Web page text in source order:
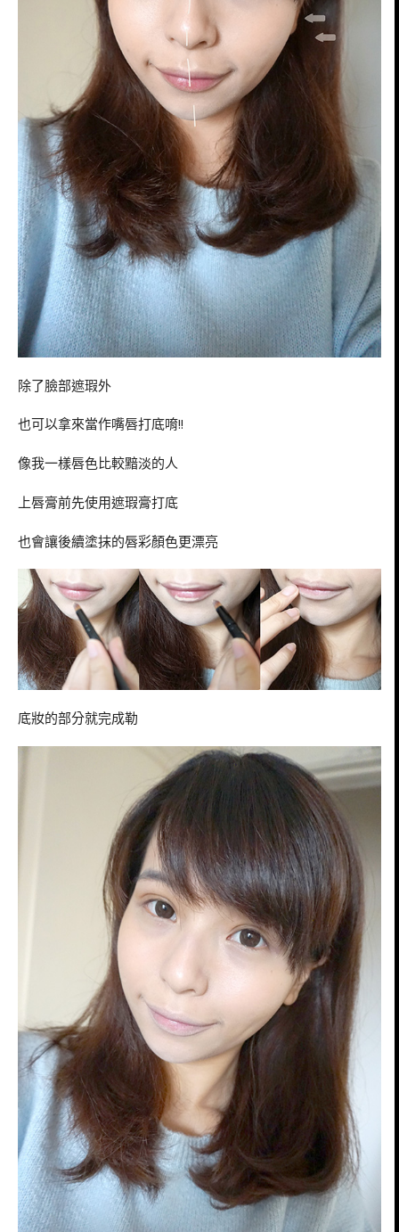
除了臉部遮瑕外
也可以拿來當作嘴唇打底唷!!
像我一樣唇色比較黯淡的人
上唇膏前先使用遮瑕膏打底
也會讓後續塗抹的唇彩顏色更漂亮
底妝的部分就完成勒